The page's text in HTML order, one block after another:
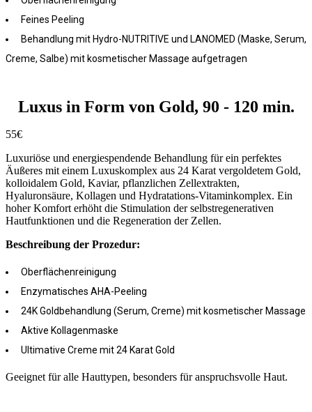
Feines Peeling
Behandlung mit Hydro-NUTRITIVE und LANOMED (Maske, Serum,
Creme, Salbe) mit kosmetischer Massage aufgetragen
Luxus in Form von Gold, 90 - 120 min.
55€
Luxuriöse und energiespendende Behandlung für ein perfektes
Äußeres mit einem Luxuskomplex aus 24 Karat vergoldetem Gold,
kolloidalem Gold, Kaviar, pflanzlichen Zellextrakten,
Hyaluronsäure, Kollagen und Hydratations-Vitaminkomplex. Ein
hoher Komfort erhöht die Stimulation der selbstregenerativen
Hautfunktionen und die Regeneration der Zellen.
Beschreibung der Prozedur:
Oberflächenreinigung
Enzymatisches AHA-Peeling
24K Goldbehandlung (Serum, Creme) mit kosmetischer Massage
Aktive Kollagenmaske
Ultimative Creme mit 24 Karat Gold
Geeignet für alle Hauttypen, besonders für anspruchsvolle Haut.